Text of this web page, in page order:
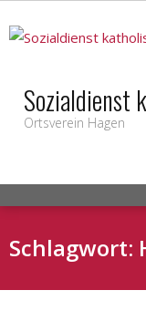
to
Sozialdienst
Ortsverein Hagen
Schlagwort: